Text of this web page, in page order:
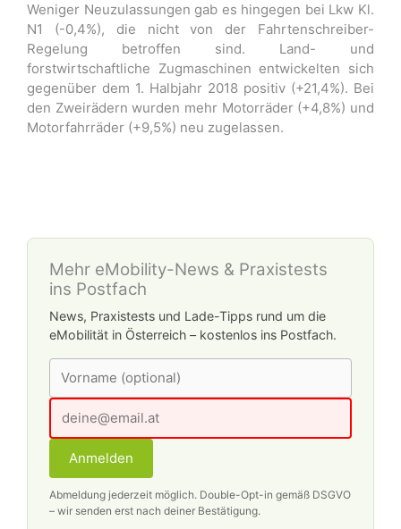
Weniger Neuzulassungen gab es hingegen bei Lkw Kl.
N1 (-0,4%), die nicht von der Fahrtenschreiber-
Regelung betroffen sind. Land- und
forstwirtschaftliche Zugmaschinen entwickelten sich
gegenüber dem 1. Halbjahr 2018 positiv (+21,4%). Bei
den Zweirädern wurden mehr Motorräder (+4,8%) und
Motorfahrräder (+9,5%) neu zugelassen.
Mehr eMobility-News & Praxistests
ins Postfach
News, Praxistests und Lade-Tipps rund um die
eMobilität in Österreich – kostenlos ins Postfach.
Anmelden
Abmeldung jederzeit möglich. Double-Opt-in gemäß DSGVO
– wir senden erst nach deiner Bestätigung.